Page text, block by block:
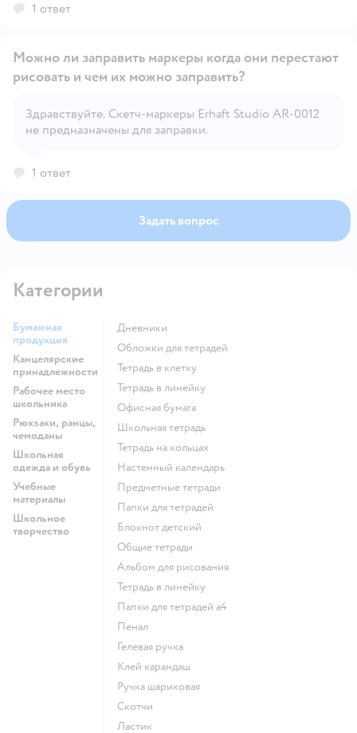
нарисованные участки без добавления нового цвета.
1 ответ
Открыть вопрос
Можно ли заправить маркеры когда они перестают
рисовать и чем их можно заправить?
Здравствуйте. Скетч-маркеры Erhaft Studio AR-0012
не предназначены для заправки.
1 ответ
Задать вопрос
Категории
Бумажная
продукция
Канцелярские
принадлежности
Рабочее место
школьника
Рюкзаки, ранцы,
чемоданы
Школьная
одежда и обувь
Учебные
материалы
Школьное
творчество
Дневники
Обложки для тетрадей
Тетрадь в клетку
Тетрадь в линейку
Офисная бумага
Школьная тетрадь
Тетрадь на кольцах
Настенный календарь
Предметные тетради
Папки для тетрадей
Блокнот детский
Общие тетради
Альбом для рисования
Тетрадь в линейку
Папки для тетрадей а4
Пенал
Гелевая ручка
Клей карандаш
Ручка шариковая
Скотчи
Ластик